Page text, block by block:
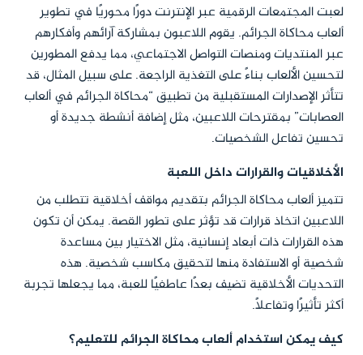
لعبت المجتمعات الرقمية عبر الإنترنت دورًا محوريًا في تطوير
ألعاب محاكاة الجرائم. يقوم اللاعبون بمشاركة آرائهم وأفكارهم
عبر المنتديات ومنصات التواصل الاجتماعي، مما يدفع المطورين
لتحسين الألعاب بناءً على التغذية الراجعة. على سبيل المثال، قد
تتأثر الإصدارات المستقبلية من تطبيق “محاكاة الجرائم في ألعاب
العصابات” بمقترحات اللاعبين، مثل إضافة أنشطة جديدة أو
تحسين تفاعل الشخصيات.
الأخلاقيات والقرارات داخل اللعبة
تتميز ألعاب محاكاة الجرائم بتقديم مواقف أخلاقية تتطلب من
اللاعبين اتخاذ قرارات قد تؤثر على تطور القصة. يمكن أن تكون
هذه القرارات ذات أبعاد إنسانية، مثل الاختيار بين مساعدة
شخصية أو الاستفادة منها لتحقيق مكاسب شخصية. هذه
التحديات الأخلاقية تضيف بعدًا عاطفيًا للعبة، مما يجعلها تجربة
أكثر تأثيرًا وتفاعلًا.
كيف يمكن استخدام ألعاب محاكاة الجرائم للتعليم؟